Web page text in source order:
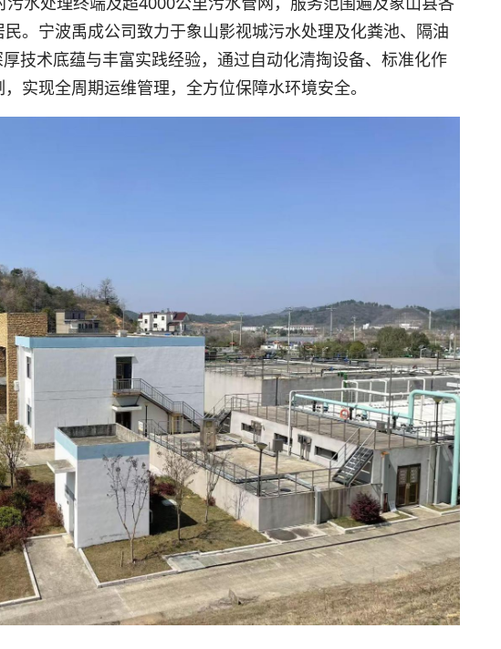
。宁波禹成公司致力于象山影视城污水处理及化粪池、隔油
技术底蕴与丰富实践经验，通过自动化清掏设备、标准化作
实现全周期运维管理，全方位保障水环境安全。